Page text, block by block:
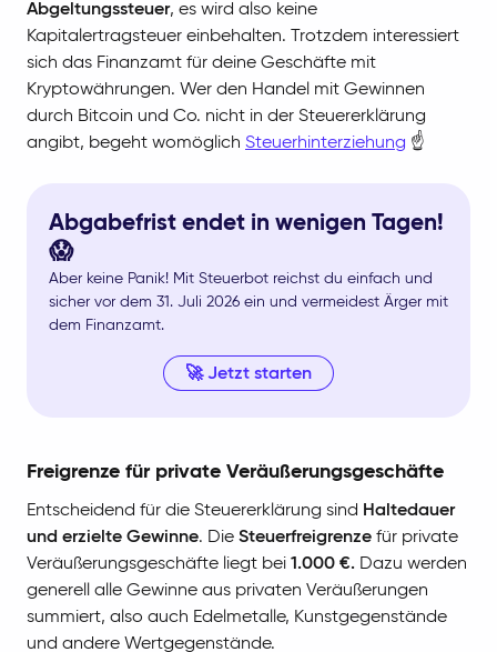
Abgeltungssteuer, es wird also keine
Kapitalertragsteuer einbehalten. Trotzdem interessiert
sich das Finanzamt für deine Geschäfte mit
Kryptowährungen. Wer den Handel mit Gewinnen
durch Bitcoin und Co. nicht in der Steuererklärung
angibt, begeht womöglich Steuerhinterziehung ☝️
Abgabefrist endet in wenigen Tagen!
😱
Aber keine Panik! Mit Steuerbot reichst du einfach und
sicher vor dem 31. Juli 2026 ein und vermeidest Ärger mit
dem Finanzamt.
🚀 Jetzt starten
Freigrenze für private Veräußerungsgeschäfte
Entscheidend für die Steuererklärung sind Haltedauer
und erzielte Gewinne. Die Steuerfreigrenze für private
Veräußerungsgeschäfte liegt bei 1.000 €. Dazu werden
generell alle Gewinne aus privaten Veräußerungen
summiert, also auch Edelmetalle, Kunstgegenstände
und andere Wertgegenstände.